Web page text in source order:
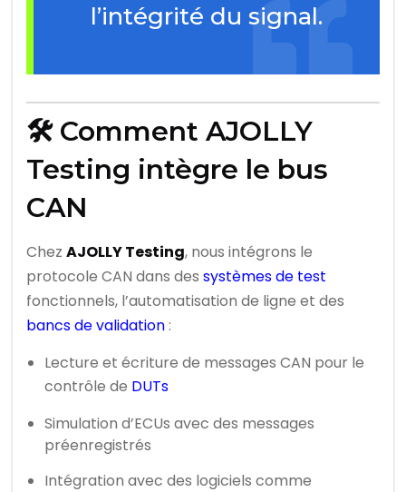
l’intégrité du signal.
🛠️ Comment AJOLLY
Testing intègre le bus
CAN
Chez AJOLLY Testing, nous intégrons le
protocole CAN dans des systèmes de test
fonctionnels, l’automatisation de ligne et des
bancs de validation:
Lecture et écriture de messages CAN pour le
contrôle de DUTs
Simulation d’ECUs avec des messages
préenregistrés
Intégration avec des logiciels comme